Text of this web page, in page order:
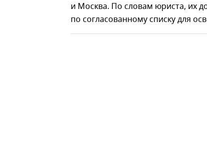
и Москва. По словам юриста, их
по согласованному списку для